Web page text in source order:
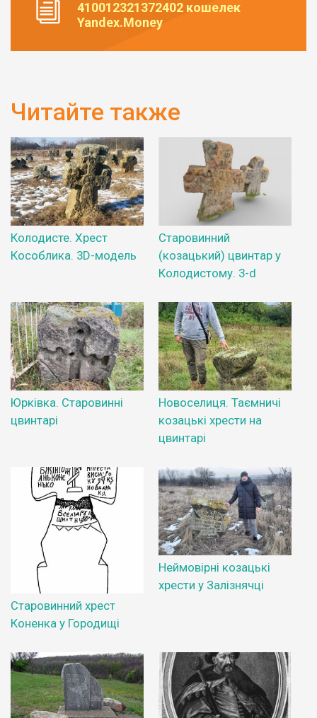
410012321372402 кошелек
Yandex.Money
Читайте также
Колодисте. Хрест
Кособлика. 3D-модель
Старовинний
(козацький) цвинтар у
Колодистому. 3-d
Юрківка. Старовинні
цвинтарі
Новоселиця. Таємничі
козацькі хрести на
цвинтарі
Старовинний хрест
Коненка у Городищі
Неймовірні козацькі
хрести у Залізнячці